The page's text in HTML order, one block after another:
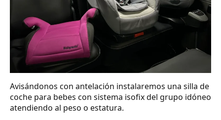
Avisándonos con antelación instalaremos una silla de
coche para bebes con sistema isofix del grupo idóneo
atendiendo al peso o estatura.